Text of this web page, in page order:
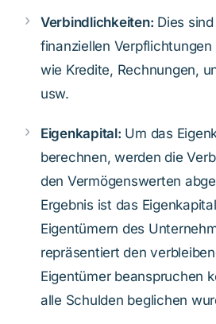
Verbindlichkeiten: Dies
finanziellen
wie Kredite, Rechnungen,
usw.
Eigenkapital: Um das
berechnen, werden die
den Vermögenswerten
Ergebnis ist das
Eigentümern des
repräsentiert den
Eigentümer beanspruchen
alle Schulden beglichen